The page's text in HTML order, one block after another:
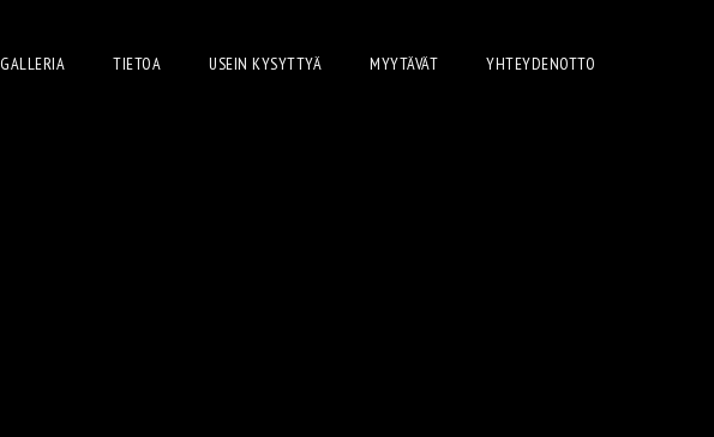
GALLERIA TIETOA USEIN KYSYTTYÄ MYYTÄVÄT YHTEYDENOTTO